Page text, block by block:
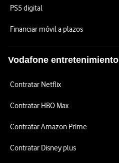
PS5 digital
Financiar móvil a plazos
Vodafone entretenimiento
Contratar Netflix
Contratar HBO Max
Contratar Amazon Prime
Contratar Disney plus